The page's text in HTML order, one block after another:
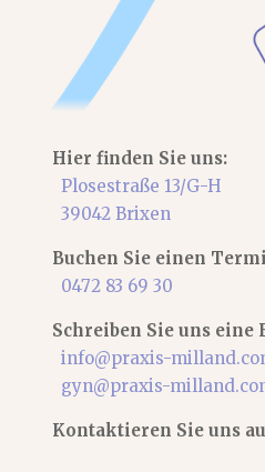
Hier finden Sie uns:
Plosestraße 13/G-H
39042 Brixen
Buchen Sie einen
0472 83 69 30
Schreiben Sie uns eine
info@praxis-
gyn@praxis-
Kontaktieren Sie uns